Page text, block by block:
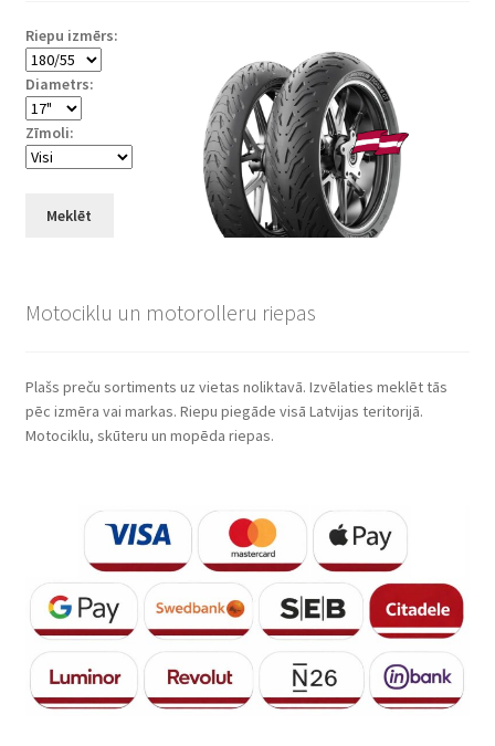
Riepu izmērs:
Diametrs:
Zīmoli:
Meklēt
Motociklu un motorolleru riepas
Plašs preču sortiments uz vietas noliktavā. Izvēlaties meklēt tās
pēc izmēra vai markas. Riepu piegāde visā Latvijas teritorijā.
Motociklu, skūteru un mopēda riepas.